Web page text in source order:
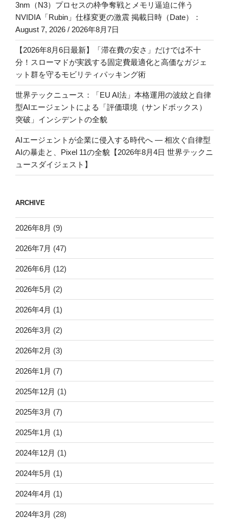
3nm（N3）プロセスの枠争奪戦とメモリ逼迫に伴う
NVIDIA「Rubin」仕様変更の激震 掲載日時（Date）：
August 7, 2026 / 2026年8月7日
【2026年8月6日最新】「滞在費の安さ」だけでは不十
分！スローマドが実践する固定費最適化と高価なガジェ
ット群を守るモビリティパッキング術
世界テックニュース：「EU AI法」本格運用の波紋と自律
型AIエージェントによる「評価環境（サンドボックス）
突破」インシデントの全貌
AIエージェントが企業に侵入する時代へ — 相次ぐ自律型
AIの暴走と、Pixel 11の全貌【2026年8月4日 世界テックニ
ュースダイジェスト】
ARCHIVE
2026年8月 (9)
2026年7月 (47)
2026年6月 (12)
2026年5月 (2)
2026年4月 (1)
2026年3月 (2)
2026年2月 (3)
2026年1月 (7)
2025年12月 (1)
2025年3月 (7)
2025年1月 (1)
2024年12月 (1)
2024年5月 (1)
2024年4月 (1)
2024年3月 (28)